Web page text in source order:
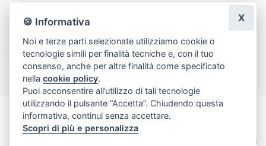
Molto gentili e prezzi super!
Emanuele Lucà
Lascia una recensione
Made with byInfoser.it- Realizzazione Siti ecommerce per Fioristi
2026
Termini e Condizioni
🍪 Informativa
Noi e terze parti selezionate utilizziamo cookie o
tecnologie simili per finalità tecniche e, con il tuo
consenso, anche per altre finalità come specificato
nellacookie policy.
Puoi acconsentire all’utilizzo di tali tecnologie
utilizzando il pulsante “Accetta”. Chiudendo questa
informativa, continui senza accettare.
Scopri di più e personalizza
X